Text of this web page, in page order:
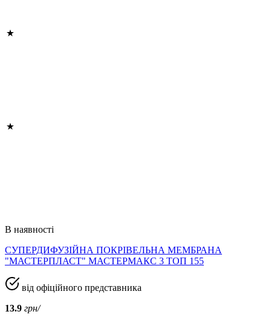
В наявності
СУПЕРДИФУЗІЙНА ПОКРІВЕЛЬНА МЕМБРАНА
"МАСТЕРПЛАСТ" МАСТЕРМАКС 3 ТОП 155
від офіційного представника
13.9 грн/